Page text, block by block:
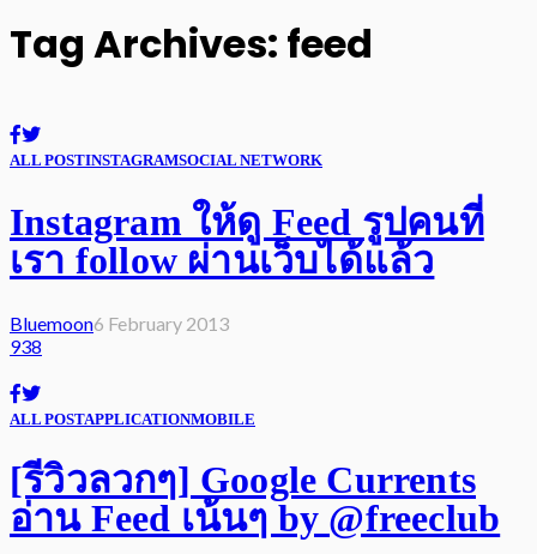
Tag Archives: feed
ALL POSTINSTAGRAMSOCIAL NETWORK
Instagram ให้ดู Feed รูปคนที่
เรา follow ผ่านเว็บได้แล้ว
Bluemoon6 February 2013
938
ALL POSTAPPLICATIONMOBILE
[รีวิวลวกๆ] Google Currents
อ่าน Feed เน้นๆ by @freeclub